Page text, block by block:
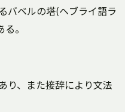
バベルの塔(ヘブライ語ラ
。
り、また接辞により文法